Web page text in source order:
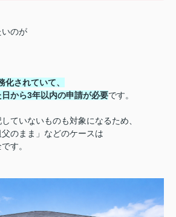
のが
されていて、
から3年以内の申請が必要です。
ていないものも対象になるため、
父のまま」などのケースは
す。